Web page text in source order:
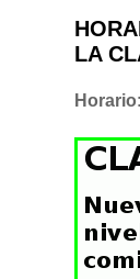
LA
Horario: